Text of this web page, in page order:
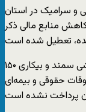
و سرامیک در استان
منابع مالی ذکر
دبیر خانه کارگر سمنان از تعطیلی کارخانه کاشی سمند و بیکاری ۱۵۰
داد و گفت: ۶ ماه از معوقات حقوقی و بیمه‌ای